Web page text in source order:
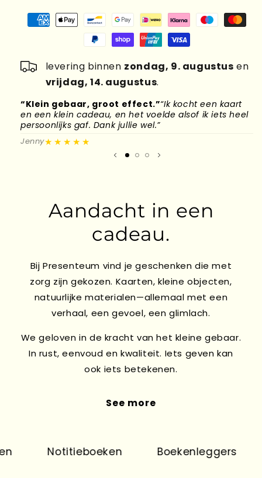
levering binnen zondag, 9. augustus en
vrijdag, 14. augustus.
“Klein gebaar, groot effect.”“Ik kocht een kaart
en een klein cadeau, en het voelde alsof ik iets heel
persoonlijks gaf. Dank jullie wel.”
Jenny★★★★★
Aandacht in een
cadeau.
Bij Presenteum vind je geschenken die met
zorg zijn gekozen. Kaarten, kleine objecten,
natuurlijke materialen—allemaal met een
verhaal, een gevoel, een glimlach.
We geloven in de kracht van het kleine gebaar.
In rust, eenvoud en kwaliteit. Iets geven kan
ook iets betekenen.
See more
Notitieboeken Boekenleggers